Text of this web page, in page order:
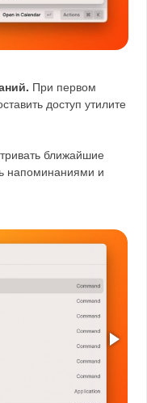
При первом
доступ утилите
ближайшие
напоминаниями и